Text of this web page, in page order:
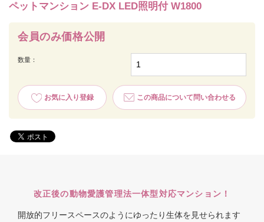
ペットマンション E‐DX LED照明付 W1800
会員のみ価格公開
数量：
お気に入り登録 この商品について問い合わせる
改正後の動物愛護管理法一体型対応マンション！
開放的フリースペースのようにゆったり生体を見せられます